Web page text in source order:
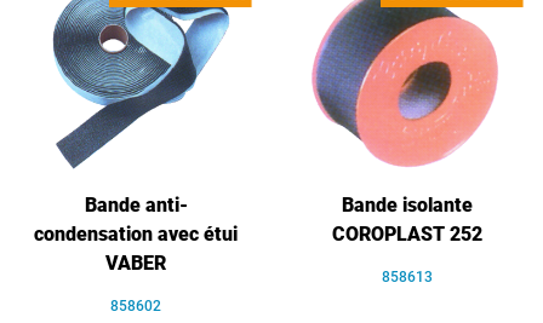
Bande anti-
condensation avec étui
VABER
858602
Bande isolante
COROPLAST 252
858613